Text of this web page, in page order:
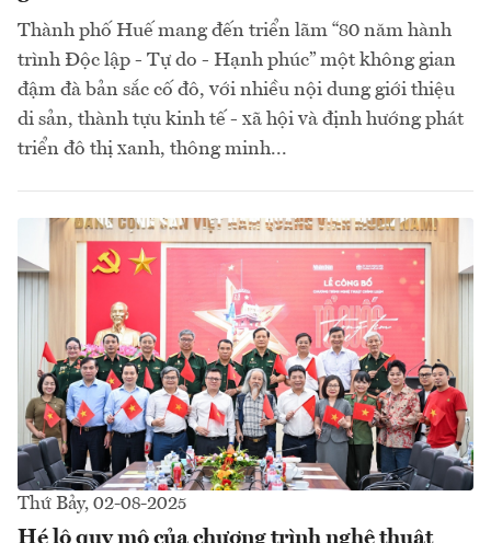
Thành phố Huế mang đến triển lãm “80 năm hành
trình Độc lập - Tự do - Hạnh phúc” một không gian
đậm đà bản sắc cố đô, với nhiều nội dung giới thiệu
di sản, thành tựu kinh tế - xã hội và định hướng phát
triển đô thị xanh, thông minh...
Thứ Bảy, 02-08-2025